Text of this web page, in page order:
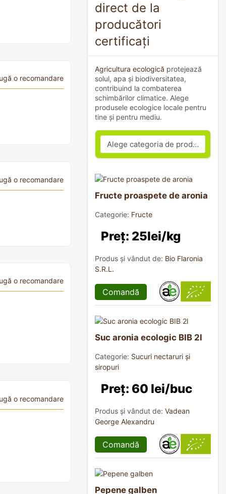
o recomandare
o recomandare
o recomandare
o recomandare
direct de la
producători
certificați
Agricultura ecologică protejează
solul, apa și biodiversitatea,
contribuind la combaterea
schimbărilor climatice. Alege
produsele ecologice locale pentru
tine și pentru mediu.
Fructe proaspete de aronia
Categorie: Fructe
Preț: 25lei/kg
Produs și vândut de: Bio Flaronia
S.R.L.
Comandă
Suc aronia ecologic BIB 2l
Categorie: Sucuri nectaruri și
siropuri
Preț: 60 lei/buc
Produs și vândut de: Vadean
George Alexandru
Comandă
Pepene galben